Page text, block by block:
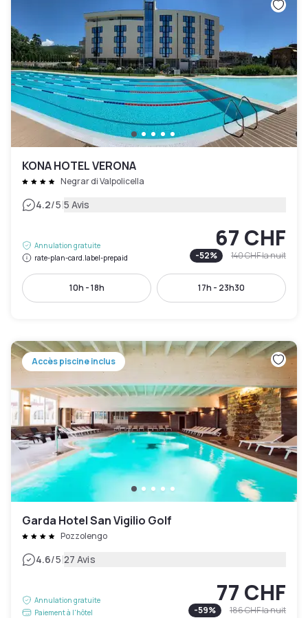
KONA HOTEL VERONA
Negrar di Valpolicella
4.2/5|5 Avis
Annulation gratuite
rate-plan-card.label-prepaid
67 CHF
-52% 140 CHFla nuit
10h - 18h 17h - 23h30
Accès piscine inclus
Garda Hotel San Vigilio Golf
Pozzolengo
4.6/5|27 Avis
Annulation gratuite
Paiement à l'hôtel
77 CHF
-59% 186 CHFla nuit